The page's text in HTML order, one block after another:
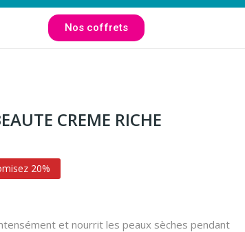
Nos coffrets
CREME RICHE
20%
et nourrit les peaux sèches pendant